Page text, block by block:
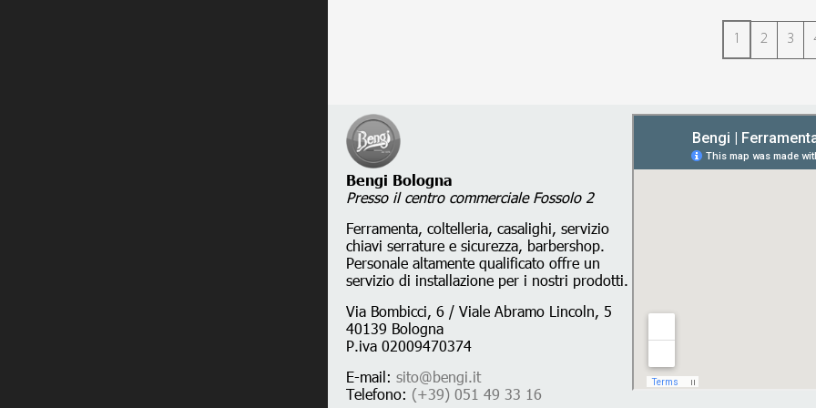
1 2 3
Bengi Bologna
Presso il centro commerciale Fossolo 2
Ferramenta, coltelleria, casalighi, servizio
chiavi serrature e sicurezza, barbershop.
Personale altamente qualificato offre un
servizio di installazione per i nostri prodotti.
Via Bombicci, 6 / Viale Abramo Lincoln, 5
40139 Bologna
P.iva 02009470374
E-mail: sito@bengi.it
Telefono: (+39) 051 49 33 16